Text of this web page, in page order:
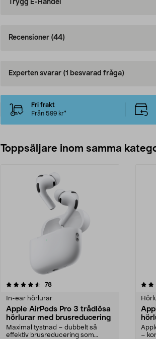
Trygg E-Handel
Recensioner (44)
Experten svarar (1 besvarad fråga)
Fri frakt
Från 599 kr*
Toppsäljare inom samma
78recensioner
In-ear hörlurar
Apple AirPods Pro 3 trådlösa
hörlurar med brusreducering
Maximal tystnad – dubbelt så
effektiv brusreducering som
4.5 av 5 stjärnor
–